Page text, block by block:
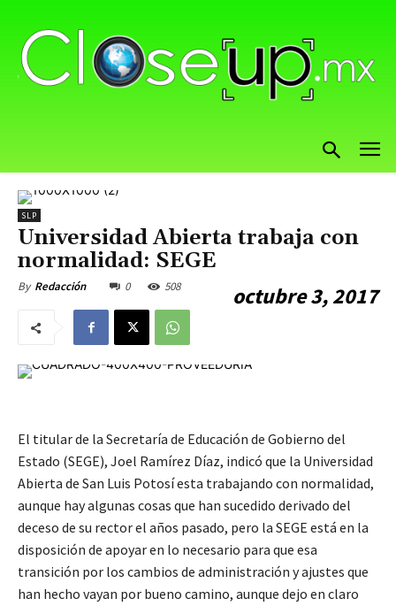
SLP
Universidad Abierta trabaja con
normalidad: SEGE
By Redacción octubre 3, 2017
0 508
El titular de la Secretaría de Educación de Gobierno del
Estado (SEGE), Joel Ramírez Díaz, indicó que la Universidad
Abierta de San Luis Potosí esta trabajando con normalidad,
aunque hay algunas cosas que han sucedido derivado del
deceso de su rector el años pasado, pero la SEGE está en la
disposición de apoyar en lo necesario para que esa
transición por los cambios de administración y ajustes que
han hecho vayan por bueno camino, aunque dejo en claro